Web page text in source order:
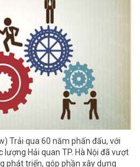
Trải qua 60 năm phấn đấu, với
Hải quan TP. Hà Nội đã vượt
phát triển, góp phần xây dựng